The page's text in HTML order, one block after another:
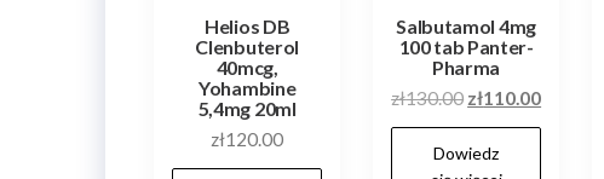
Helios DB
Clenbuterol
40mcg,
Yohambine
5,4mg 20ml
zł120.00
Salbutamol 4mg
100 tab Panter-
Pharma
zł130.00 Pierwotna
cena
wynosiła:
zł110.00Aktualna
cena
Dowiedz